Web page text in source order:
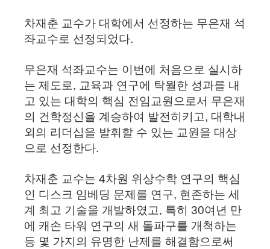
차재춘 교수가 대학에서 선정하는 무은재 석
좌교수로 선정되었다.
무은재 석좌교수는 이번에 처음으로 실시하
는 제도로, 교육과 연구에 탁월한 성과를 내
고 있는 대학의 핵심 전임교원으로서 무은재
의 건학정신을 계승하여 발전히키고, 대학내
외의 리더십을 발휘할 수 있는 교원을 대상
으로 선정한다.
차재춘 교수는 4차원 위상수학 연구의 핵심
인 디스크 임베딩 문제를 연구, 현존하는 세
계 최고 기술을 개발하였고, 특히 30여년 만
에 캐손 타워 연구의 새 돌파구를 개척하는
등 몇 가지의 유명한 난제를 해결함으로써